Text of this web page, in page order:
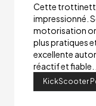
Cette
impressionné.
motorisation
plus pratiques
excellente
réactif et fiable.
KickScooter